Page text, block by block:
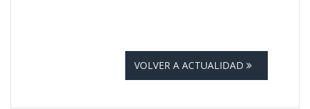
VOLVER A ACTUALIDAD